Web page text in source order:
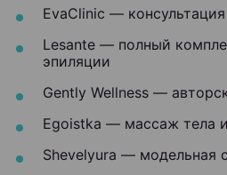
EvaClinic — консультация
Lesante — полный
эпиляции
Gently Wellness —
Egoistka — массаж тела
Shevelyura — модельная